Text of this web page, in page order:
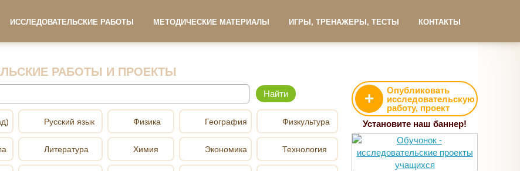
ИССЛЕДОВАТЕЛЬСКИЕ РАБОТЫ МЕТОДИЧЕСКИЕ МАТЕРИАЛЫ ИГРЫ, ТРЕНАЖЕРЫ, ТЕСТЫ КОНТАКТЫ
РАБОТЫ И ПРОЕКТЫ
Русский язык
Литература
Физика
Химия
География
Экономика
Физкультура
Технология
+
Опубликовать
исследовательскую
работу, проект
Установите наш баннер!